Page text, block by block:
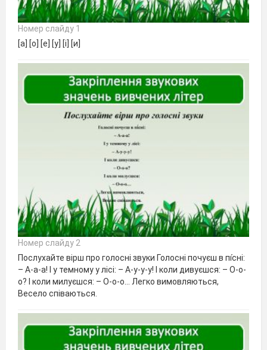
Номер слайду 1
[а] [о] [е] [у] [і] [и]
Номер слайду 2
Послухайте вірш про голосні звуки Голосні почуєш в пі́сні:
– А-а-а! І у темному у лісі: – А-у-у-у! І коли дивуєшся: – О-о-
о? І коли милуєшся: – О-о-о… Легко вимовляються,
Весело співаються.